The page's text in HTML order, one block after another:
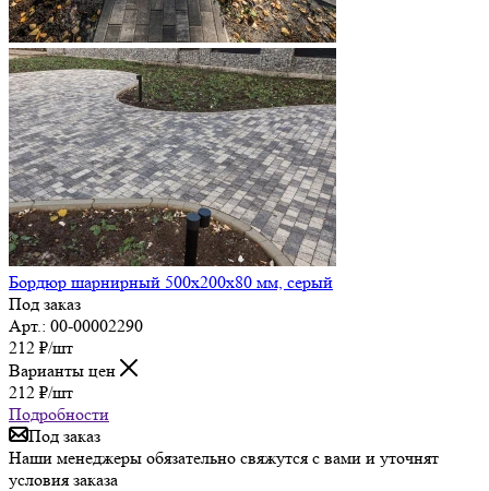
Бордюр шарнирный 500х200х80 мм, серый
Под заказ
Арт.: 00-00002290
212 ₽/шт
Варианты цен
212 ₽/шт
Подробности
Под заказ
Наши менеджеры обязательно свяжутся с вами и уточнят
условия заказа